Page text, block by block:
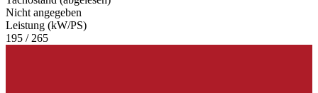
Nicht angegeben
Leistung (kW/PS)
195 / 265